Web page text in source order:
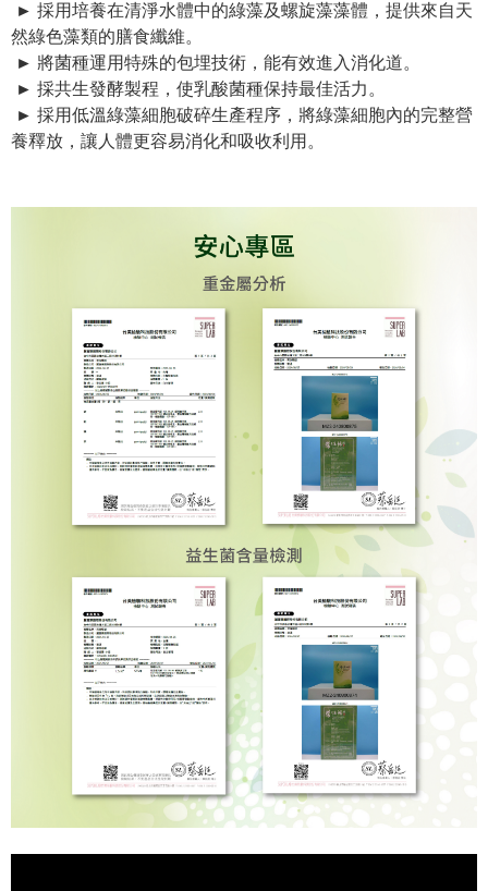
► 採用培養在清淨水體中的綠藻及螺旋藻藻體，提供來自天
然綠色藻類的膳食纖維。
► 將菌種運用特殊的包埋技術，能有效進入消化道。
► 採共生發酵製程，使乳酸菌種保持最佳活力。
► 採用低溫綠藻細胞破碎生產程序，將綠藻細胞內的完整營
養釋放，讓人體更容易消化和吸收利用。